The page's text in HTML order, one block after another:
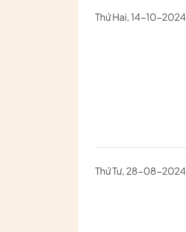
Thứ Hai, 14-10-2024
Thứ Tư, 28-08-2024